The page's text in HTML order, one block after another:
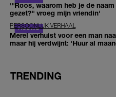
'"Roos, waarom heb je de
gezet?" vroeg mijn vriendin'
PERSOONLIJK VERHAAL
Merel verhuist voor een man
maar hij verdwijnt: 'Huur al
TRENDING